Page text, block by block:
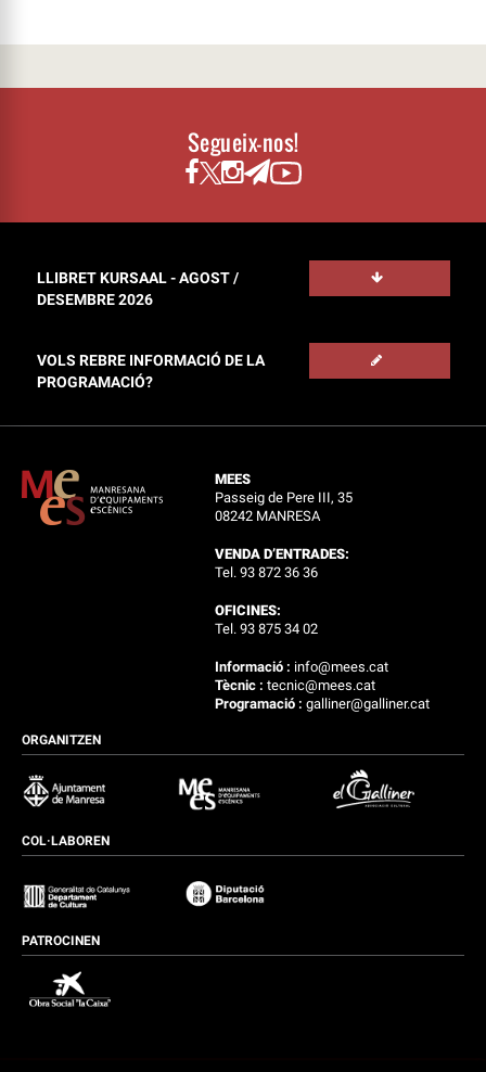
Segueix-nos!
LLIBRET KURSAAL - AGOST /
DESEMBRE 2026
VOLS REBRE INFORMACIÓ DE LA
PROGRAMACIÓ?
MEES
Passeig de Pere III, 35
08242 MANRESA
VENDA D’ENTRADES:
Tel. 93 872 36 36
OFICINES:
Tel. 93 875 34 02
Informació : info@mees.cat
Tècnic :tecnic@mees.cat
Programació :galliner@galliner.cat
ORGANITZEN
COL·LABOREN
PATROCINEN